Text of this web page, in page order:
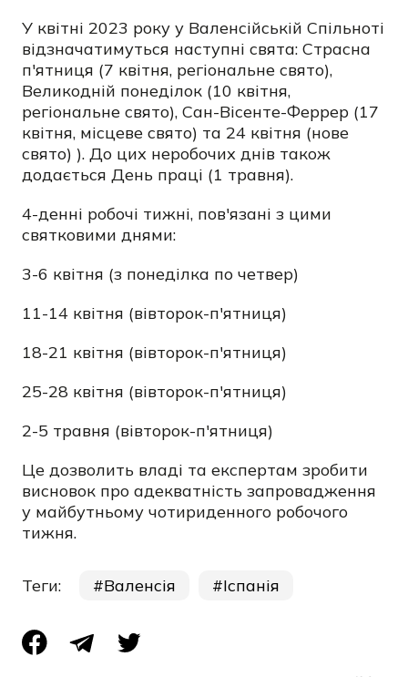
У квітні 2023 року у Валенсійській Спільноті
відзначатимуться наступні свята: Страсна
п'ятниця (7 квітня, регіональне свято),
Великодній понеділок (10 квітня,
регіональне свято), Сан-Вісенте-Феррер (17
квітня, місцеве свято) та 24 квітня (нове
свято) ). До цих неробочих днів також
додається День праці (1 травня).
4-денні робочі тижні, пов'язані з цими
святковими днями:
3-6 квітня (з понеділка по четвер)
11-14 квітня (вівторок-п'ятниця)
18-21 квітня (вівторок-п'ятниця)
25-28 квітня (вівторок-п'ятниця)
2-5 травня (вівторок-п'ятниця)
Це дозволить владі та експертам зробити
висновок про адекватність запровадження
у майбутньому чотириденного робочого
тижня.
Теги: Валенсія Іспанія